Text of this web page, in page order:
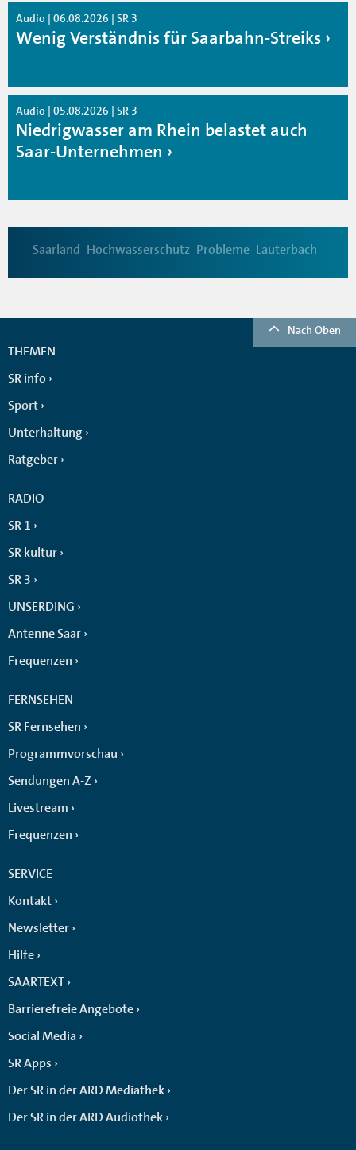
Audio | 06.08.2026 | SR 3
Wenig Verständnis für Saarbahn-Streiks
Audio | 05.08.2026 | SR 3
Niedrigwasser am Rhein belastet auch
Saar-Unternehmen
Saarland Hochwasserschutz Probleme Lauterbach
Nach Oben
THEMEN
SR info
Sport
Unterhaltung
Ratgeber
RADIO
SR 1
SR kultur
SR 3
UNSERDING
Antenne Saar
Frequenzen
FERNSEHEN
SR Fernsehen
Programmvorschau
Sendungen A-Z
Livestream
Frequenzen
SERVICE
Kontakt
Newsletter
Hilfe
SAARTEXT
Barrierefreie Angebote
Social Media
SR Apps
Der SR in der ARD Mediathek
Der SR in der ARD Audiothek